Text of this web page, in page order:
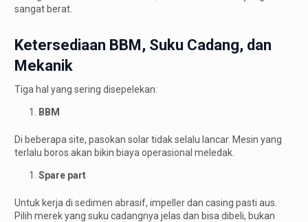
sangat berat.
Ketersediaan BBM, Suku Cadang, dan
Mekanik
Tiga hal yang sering disepelekan:
BBM
Di beberapa site, pasokan solar tidak selalu lancar. Mesin yang
terlalu boros akan bikin biaya operasional meledak.
Spare part
Untuk kerja di sedimen abrasif, impeller dan casing pasti aus.
Pilih merek yang suku cadangnya jelas dan bisa dibeli, bukan